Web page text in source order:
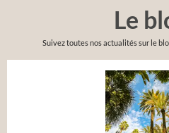
Le
Suivez toutes nos actualités sur le